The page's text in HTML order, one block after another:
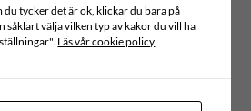
tycker det är ok, klickar du bara på
såklart välja vilken typ av kakor du vill ha
Läs vår cookie policy